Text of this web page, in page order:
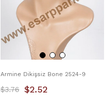
Armine Dikişsiz Bone 2524-9
$2.52
$3.76